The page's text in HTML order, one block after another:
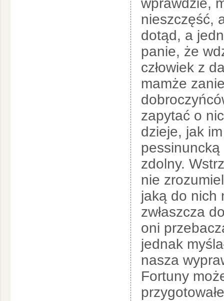
nieszczęść,
dotąd, a
panie, że
człowiek z
mamże
zapytać o
dzieje, jak
zdolny.
nie
jaką do nich
zwłaszcza
oni
jednak
nasza
Fortuny